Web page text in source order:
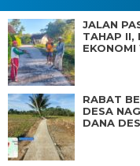
JALAN
TAHAP II,
EKONOMI
RABAT
DESA
DANA